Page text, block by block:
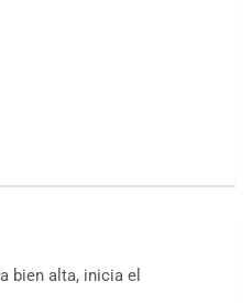
bien alta, inicia el